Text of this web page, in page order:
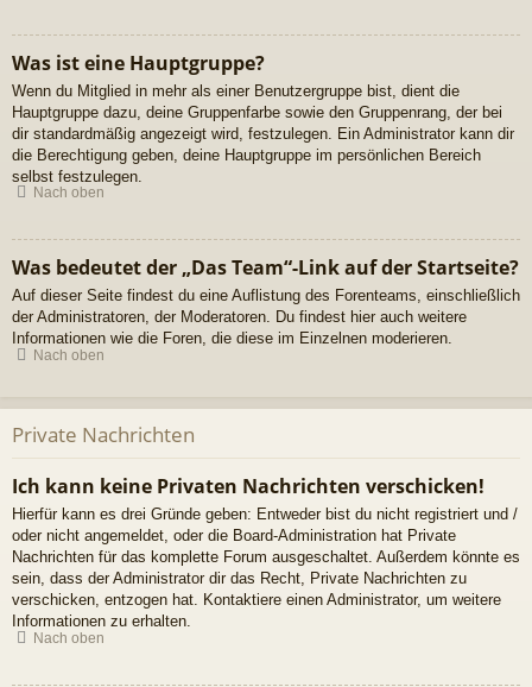
Was ist eine Hauptgruppe?
Wenn du Mitglied in mehr als einer Benutzergruppe bist, dient die
Hauptgruppe dazu, deine Gruppenfarbe sowie den Gruppenrang, der bei
dir standardmäßig angezeigt wird, festzulegen. Ein Administrator kann dir
die Berechtigung geben, deine Hauptgruppe im persönlichen Bereich
selbst festzulegen.
Nach oben
Was bedeutet der „Das Team“-Link auf der Startseite?
Auf dieser Seite findest du eine Auflistung des Forenteams, einschließlich
der Administratoren, der Moderatoren. Du findest hier auch weitere
Informationen wie die Foren, die diese im Einzelnen moderieren.
Nach oben
Private Nachrichten
Ich kann keine Privaten Nachrichten verschicken!
Hierfür kann es drei Gründe geben: Entweder bist du nicht registriert und /
oder nicht angemeldet, oder die Board-Administration hat Private
Nachrichten für das komplette Forum ausgeschaltet. Außerdem könnte es
sein, dass der Administrator dir das Recht, Private Nachrichten zu
verschicken, entzogen hat. Kontaktiere einen Administrator, um weitere
Informationen zu erhalten.
Nach oben